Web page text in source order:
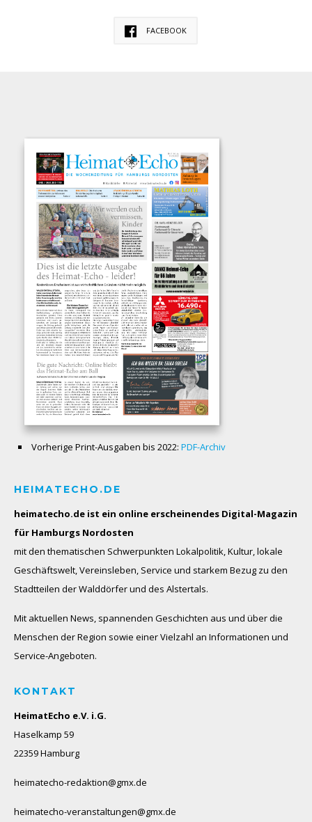
FACEBOOK
Vorherige Print-Ausgaben bis 2022: PDF-Archiv
HEIMATECHO.DE
heimatecho.de ist ein online erscheinendes Digital-Magazin
für Hamburgs Nordosten
mit den thematischen Schwerpunkten Lokalpolitik, Kultur, lokale
Geschäftswelt, Vereinsleben, Service und starkem Bezug zu den
Stadtteilen der Walddörfer und des Alstertals.
Mit aktuellen News, spannenden Geschichten aus und über die
Menschen der Region sowie einer Vielzahl an Informationen und
Service-Angeboten.
KONTAKT
HeimatEcho e.V. i.G.
Haselkamp 59
22359 Hamburg
heimatecho-redaktion@gmx.de
heimatecho-veranstaltungen@gmx.de